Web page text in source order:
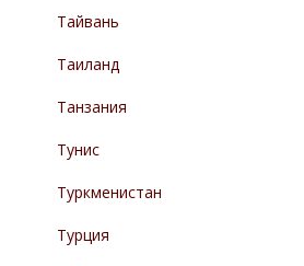
Тайвань
Таиланд
Танзания
Тунис
Туркменистан
Турция